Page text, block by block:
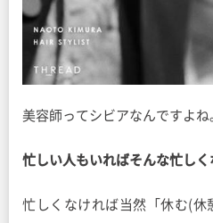
美容師ってシビアなんですよね
忙しい人もいればそんな忙しく
忙しくなければ当然「休む(休